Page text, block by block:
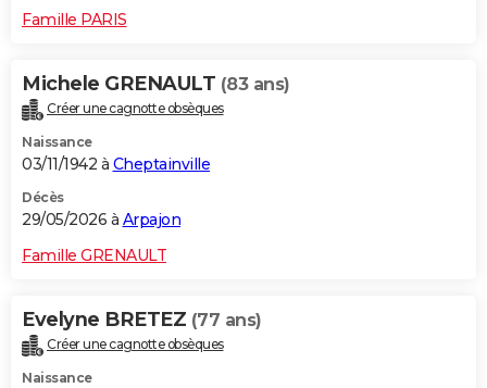
Famille PARIS
Michele GRENAULT (83 ans)
Créer une cagnotte obsèques
Naissance
03/11/1942 à Cheptainville
Décès
29/05/2026 à Arpajon
Famille GRENAULT
Evelyne BRETEZ (77 ans)
Créer une cagnotte obsèques
Naissance